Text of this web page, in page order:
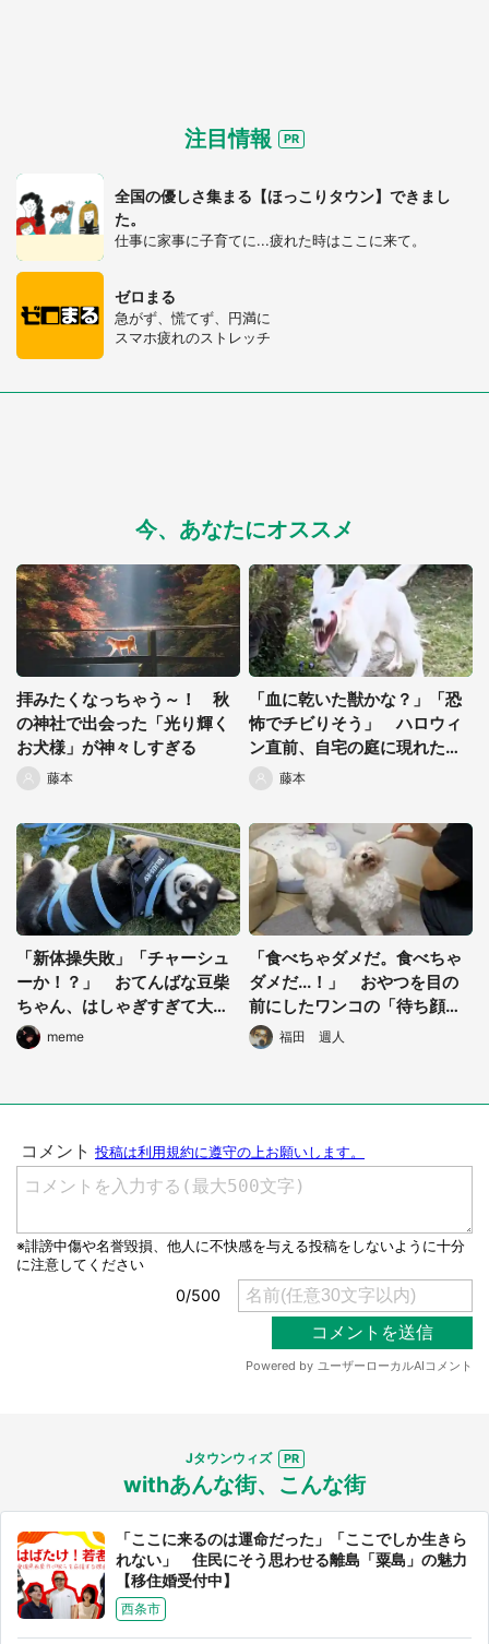
都道府選択
選択する
注目情報
全国の優しさ集まる【ほっこりタウン】できまし
た。
仕事に家事に子育てに...疲れた時はここに来て。
ゼロまる
急がず、慌てず、円満に
スマホ疲れのストレッチ
今、あなたにオススメ
拝みたくなっちゃう～！ 秋
の神社で出会った「光り輝く
お犬様」が神々しすぎる
藤本
「血に乾いた獣かな？」「恐
怖でチビりそう」 ハロウィ
ン直前、自宅の庭に現れた
「モンスター」がこちらです
藤本
「新体操失敗」「チャーシュ
ーか！？」 おてんばな豆柴
ちゃん、はしゃぎすぎて大変
なことになってしまう
meme
「食べちゃダメだ。食べちゃ
ダメだ...！」 おやつを目の
前にしたワンコの「待ち顔」
が愛おしすぎる件
福田 週人
Jタウンウィズ
withあんな街、こんな街
「ここに来るのは運命だった」「ここでしか生きら
れない」 住民にそう思わせる離島「粟島」の魅力
【移住婚受付中】
西条市